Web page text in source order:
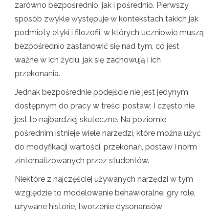
zarówno bezpośrednio, jak i pośrednio. Pierwszy
sposób zwykle występuje w kontekstach takich jak
podmioty etyki i filozofii, w których uczniowie muszą
bezpośrednio zastanowić się nad tym, co jest
ważne w ich życiu, jak się zachowują i ich
przekonania.
Jednak bezpośrednie podejście nie jest jedynym
dostępnym do pracy w treści postaw; I często nie
jest to najbardziej skuteczne. Na poziomie
pośrednim istnieje wiele narzędzi, które można użyć
do modyfikacji wartości, przekonań, postaw i norm
zinternalizowanych przez studentów.
Niektóre z najczęściej używanych narzędzi w tym
względzie to modelowanie behawioralne, gry role,
używane historie, tworzenie dysonansów